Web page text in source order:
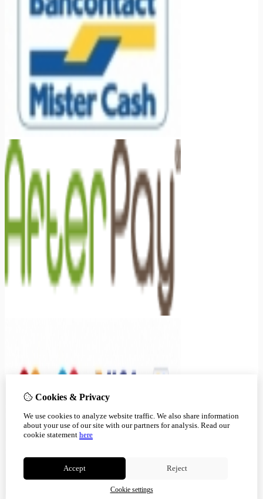
Cookies & Privacy
We use cookies to analyze website traffic. We also share information
about your use of our site with our partners for analysis. Read our
cookie statement here
Accept Reject
Cookie settings